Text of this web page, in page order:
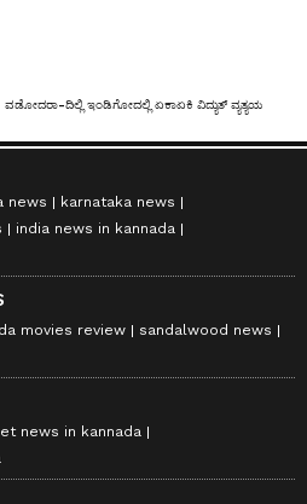
news
karnataka news
india news in kannada
movies review
sandalwood news
news in kannada